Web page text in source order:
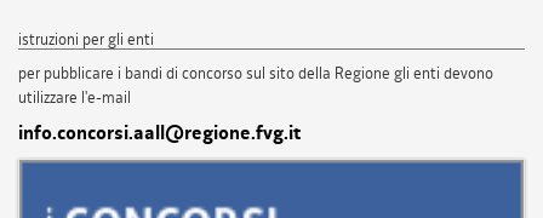
istruzioni per gli enti
per pubblicare i bandi di concorso sul sito della Regione gli enti devono
utilizzare l'e-mail
info.concorsi.aall@regione.fvg.it